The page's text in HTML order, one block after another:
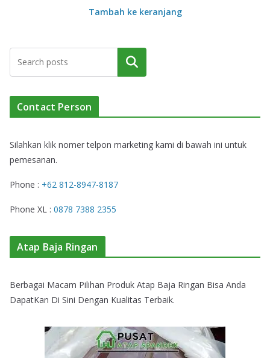
Tambah ke keranjang
Cari
Contact Person
Silahkan klik nomer telpon marketing kami di bawah ini untuk
pemesanan.
Phone : +62 812-8947-8187
Phone XL : 0878 7388 2355
Atap Baja Ringan
Berbagai Macam Pilihan Produk Atap Baja Ringan Bisa Anda
DapatKan Di Sini Dengan Kualitas Terbaik.